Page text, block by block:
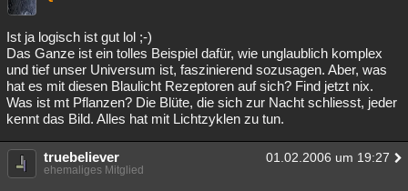
Ist ja logisch ist gut lol ;-)
Das Ganze ist ein tolles Beispiel dafür, wie unglaublich komplex
und tief unser Universum ist, faszinierend sozusagen. Aber, was
hat es mit diesen Blaulicht Rezeptoren auf sich? Find jetzt nix.
Was ist mt Pflanzen? Die Blüte, die sich zur Nacht schliesst, jeder
kennt das Bild. Alles hat mit Lichtzyklen zu tun.
truebeliever 01.02.2006 um 19:27
ehemaliges Mitglied